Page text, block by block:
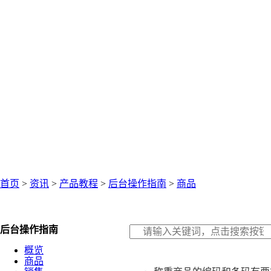
首页 > 资讯 > 产品教程 > 后台操作指南 > 商品
后台操作指南
概览
商品